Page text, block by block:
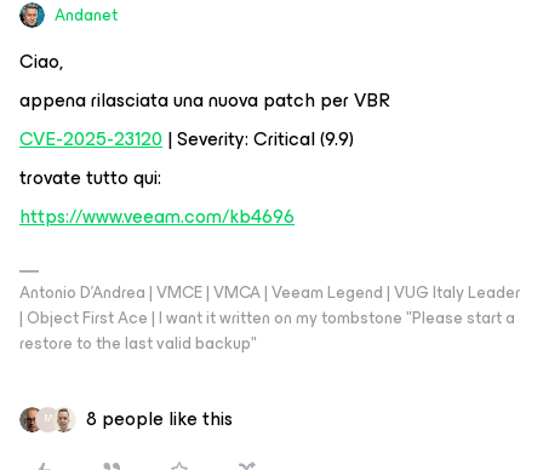
Andanet
Ciao,
appena rilasciata una nuova patch per VBR
CVE-2025-23120| Severity: Critical (9.9)
trovate tutto qui:
https://www.veeam.com/kb4696
Antonio D'Andrea | VMCE | VMCA | Veeam Legend | VUG Italy Leader
| Object First Ace | I want it written on my tombstone "Please start a
restore to the last valid backup"
M 8 people like this